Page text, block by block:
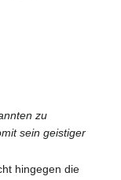
zu
sein geistiger
hingegen die